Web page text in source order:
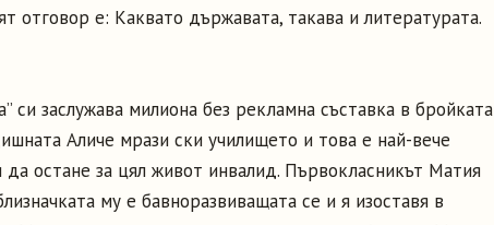
отговор е: Каквато държавата, такава и литературата.
си заслужава милиона без рекламна съставка в бройката
Аличе мрази ски училището и това е най-вече
да остане за цял живот инвалид. Първокласникът Матия
му е бавноразвиващата се и я изоставя в